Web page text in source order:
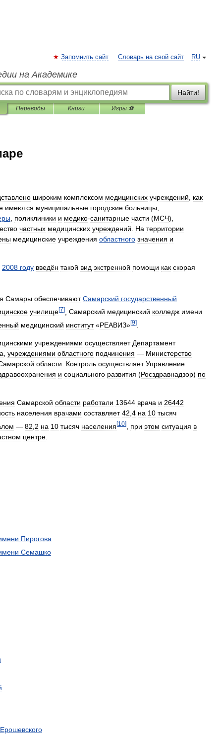
RU
Запомнить сайт Словарь на свой сайт
на Академике
Найти!
Переводы Книги Игры ⚽
широким комплексом медицинских учреждений
как
имеются муниципальные городские больницы
поликлиники и медико-санитарные части (МСЧ),
частных медицинских учреждений На территории
медицинские учреждения областного значения и
2008 году введён такой вид экстренной помощи как скорая
Самары обеспечивают Самарский государственный
училище[7] Самарский медицинский колледж имени
медицинский институт«РЕАВИЗ»[9]
учреждениями осуществляет Департамент
учреждениями областного подчинения — Министерство
области Контроль осуществляет Управление
и социального развития (Росздравнадзор) по
Самарской области работали 13644 врача и 26442
населения врачами составляет 42 4 на 10 тысяч
— 82 2 на 10 тысяч населения[10] при этом ситуация в
центре
Пирогова
Семашко
Ерошевского